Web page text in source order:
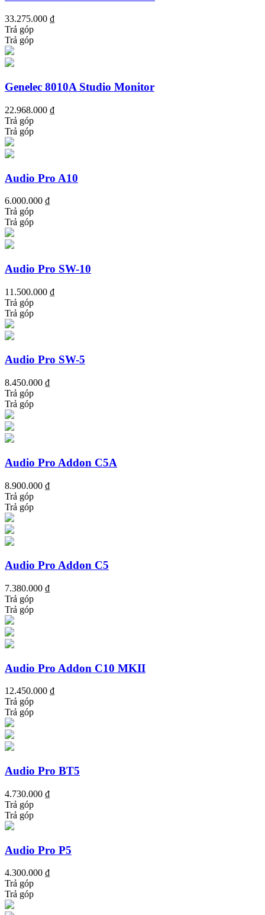
33.275.000 ₫
Trả góp
Trả góp
Genelec 8010A Studio Monitor
22.968.000 ₫
Trả góp
Trả góp
Audio Pro A10
6.000.000 ₫
Trả góp
Trả góp
Audio Pro SW-10
11.500.000 ₫
Trả góp
Trả góp
Audio Pro SW-5
8.450.000 ₫
Trả góp
Trả góp
Audio Pro Addon C5A
8.900.000 ₫
Trả góp
Trả góp
Audio Pro Addon C5
7.380.000 ₫
Trả góp
Trả góp
Audio Pro Addon C10 MKII
12.450.000 ₫
Trả góp
Trả góp
Audio Pro BT5
4.730.000 ₫
Trả góp
Trả góp
Audio Pro P5
4.300.000 ₫
Trả góp
Trả góp